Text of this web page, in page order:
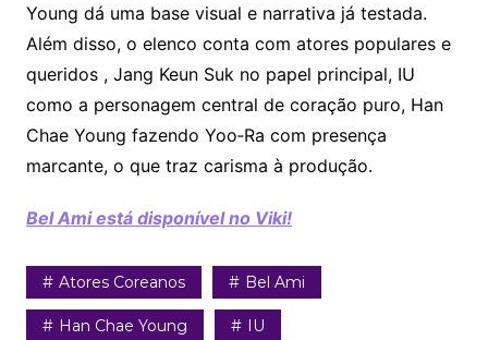
Young dá uma base visual e narrativa já testada.
Além disso, o elenco conta com atores populares e
queridos , Jang Keun Suk no papel principal, IU
como a personagem central de coração puro, Han
Chae Young fazendo Yoo‑Ra com presença
marcante, o que traz carisma à produção.
Bel Ami está disponível no Viki!
Atores Coreanos Bel Ami
Han Chae Young IU